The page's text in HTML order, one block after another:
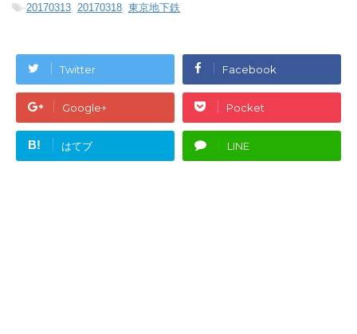
-20170313, 20170318, 東京地下鉄
Twitter Facebook
Google+ Pocket
B! はてブ LINE